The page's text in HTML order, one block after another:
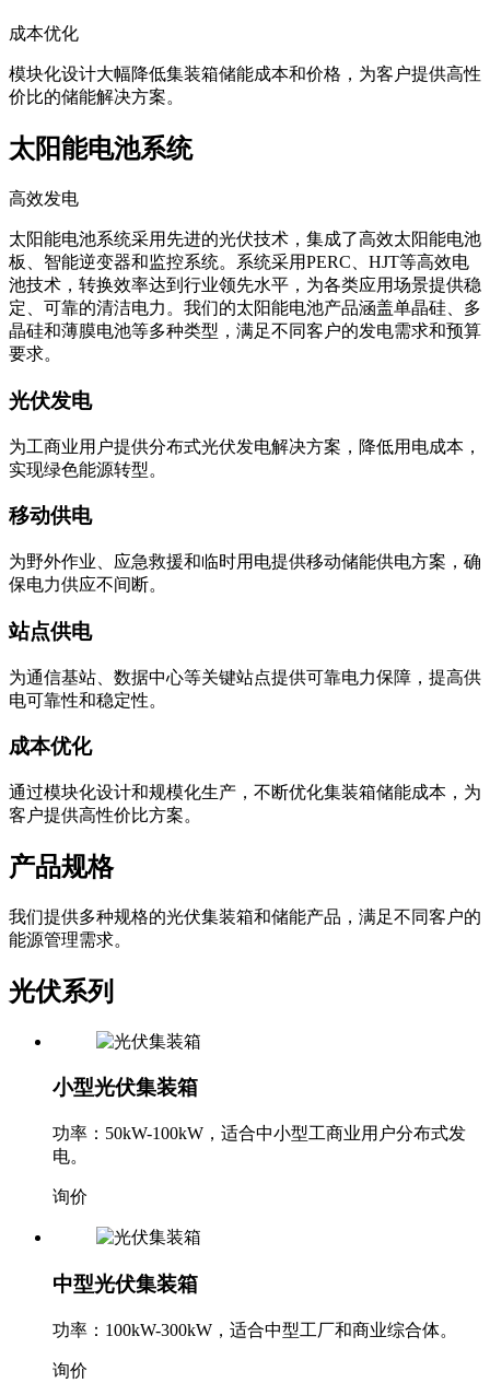
成本优化
模块化设计大幅降低集装箱储能成本和价格，为客户提供高性
价比的储能解决方案。
太阳能电池系统
高效发电
太阳能电池系统采用先进的光伏技术，集成了高效太阳能电池
板、智能逆变器和监控系统。系统采用PERC、HJT等高效电
池技术，转换效率达到行业领先水平，为各类应用场景提供稳
定、可靠的清洁电力。我们的太阳能电池产品涵盖单晶硅、多
晶硅和薄膜电池等多种类型，满足不同客户的发电需求和预算
要求。
光伏发电
为工商业用户提供分布式光伏发电解决方案，降低用电成本，
实现绿色能源转型。
移动供电
为野外作业、应急救援和临时用电提供移动储能供电方案，确
保电力供应不间断。
站点供电
为通信基站、数据中心等关键站点提供可靠电力保障，提高供
电可靠性和稳定性。
成本优化
通过模块化设计和规模化生产，不断优化集装箱储能成本，为
客户提供高性价比方案。
产品规格
我们提供多种规格的光伏集装箱和储能产品，满足不同客户的
能源管理需求。
光伏系列
小型光伏集装箱
功率：50kW-100kW，适合中小型工商业用户分布式发
电。
询价
中型光伏集装箱
功率：100kW-300kW，适合中型工厂和商业综合体。
询价